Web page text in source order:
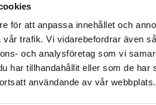
för att anpassa innehållet och
trafik. Vi vidarebefordrar även
och analysföretag som vi
har tillhandahållit eller som de
användande av vår webbplats.
tukien hiuksia juurista lähtien,